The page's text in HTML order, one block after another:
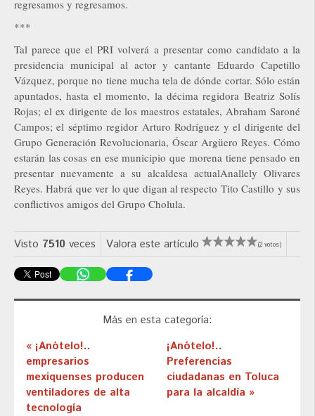
regresamos y regresamos.
***
Tal parece que el PRI volverá a presentar como candidato a la
presidencia municipal al actor y cantante Eduardo Capetillo
Vázquez, porque no tiene mucha tela de dónde cortar. Sólo están
apuntados, hasta el momento, la décima regidora Beatriz Solís
Rojas; el ex dirigente de los maestros estatales, Abraham Saroné
Campos; el séptimo regidor Arturo Rodríguez y el dirigente del
Grupo Generación Revolucionaria, Óscar Argüero Reyes. Cómo
estarán las cosas en ese municipio que morena tiene pensado en
presentar nuevamente a su alcaldesa actualAnallely Olivares
Reyes. Habrá que ver lo que digan al respecto Tito Castillo y sus
conflictivos amigos del Grupo Cholula.
Visto 7510 veces Valora este artículo (2 votos)
Más en esta categoría:
« ¡Anótelo!..
empresarios
mexiquenses producen
ventiladores de alta
tecnología
¡Anótelo!..
Preferencias
ciudadanas en Toluca
para la alcaldía »